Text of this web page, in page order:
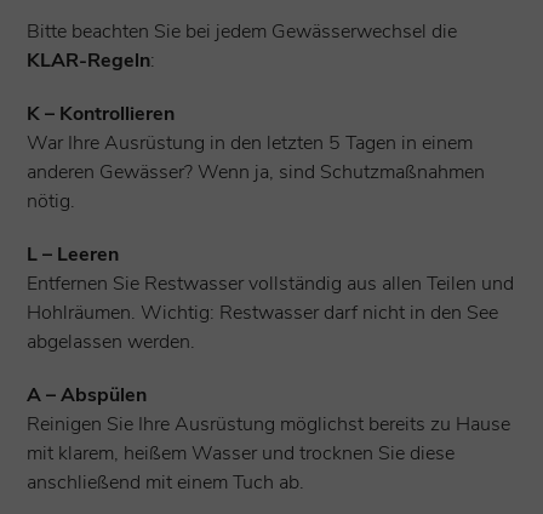
Bitte beachten Sie bei jedem Gewässerwechsel die
KLAR-Regeln:
K – Kontrollieren
War Ihre Ausrüstung in den letzten 5 Tagen in einem
anderen Gewässer? Wenn ja, sind Schutzmaßnahmen
nötig.
L – Leeren
Entfernen Sie Restwasser vollständig aus allen Teilen und
Hohlräumen. Wichtig: Restwasser darf nicht in den See
abgelassen werden.
A – Abspülen
Reinigen Sie Ihre Ausrüstung möglichst bereits zu Hause
mit klarem, heißem Wasser und trocknen Sie diese
anschließend mit einem Tuch ab.